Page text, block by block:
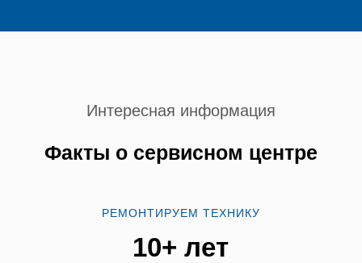
Интересная информация
Факты о сервисном центре
РЕМОНТИРУЕМ ТЕХНИКУ
10+ лет